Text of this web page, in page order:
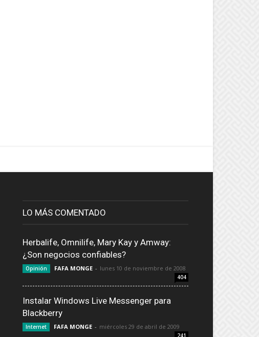
LO MÁS COMENTADO
Herbalife, Omnilife, Mary Kay y Amway:
¿Son negocios confiables?
Opinión FAFA MONGE - lunes 10 de noviembre de 2008
404
Instalar Windows Live Messenger para
Blackberry
Internet FAFA MONGE - miércoles 29 de abril de 2009
241